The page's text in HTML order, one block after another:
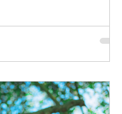
「知識」の部分がなかった
だったくらいに「知識」
ているわけなのです。 さ
の地図」という知識を、
ったらいいのか、という